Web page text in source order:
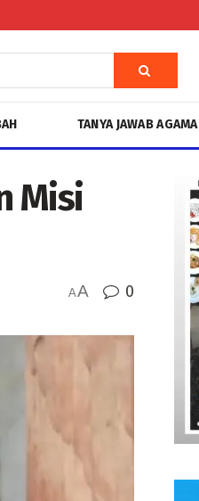
TANYA JAWAB AGAMA
Misi
AA 0